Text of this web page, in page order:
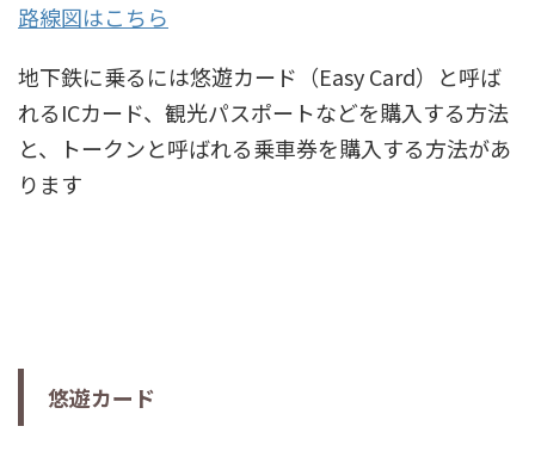
路線図はこちら
地下鉄に乗るには悠遊カード（Easy Card）と呼ば
れるICカード、観光パスポートなどを購入する方法
と、トークンと呼ばれる乗車券を購入する方法があ
ります
悠遊カード